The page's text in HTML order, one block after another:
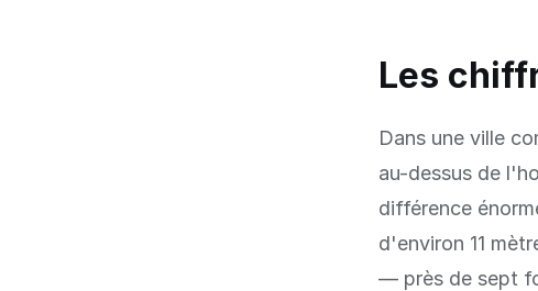
Les
Dans une ville
au-dessus de
différence
d'environ 11
— près de sept